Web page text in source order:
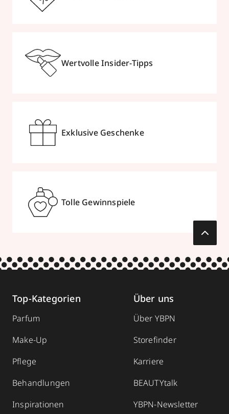
Wertvolle Insider-Tipps
Exklusive Geschenke
Tolle Gewinnspiele
Top-Kategorien
Parfum
Make-Up
Pflege
Behandlungen
Inspirationen
Über uns
Über YBPN
Storefinder
Karriere
BEAUTYtalk
YBPN-Newsletter